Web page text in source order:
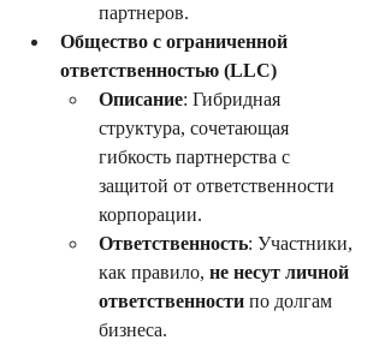
партнеров.
Общество с ограниченной
ответственностью (LLC)
Описание: Гибридная
структура, сочетающая
гибкость партнерства с
защитой от ответственности
корпорации.
Ответственность: Участники,
как правило, не несут личной
ответственности по долгам
бизнеса.